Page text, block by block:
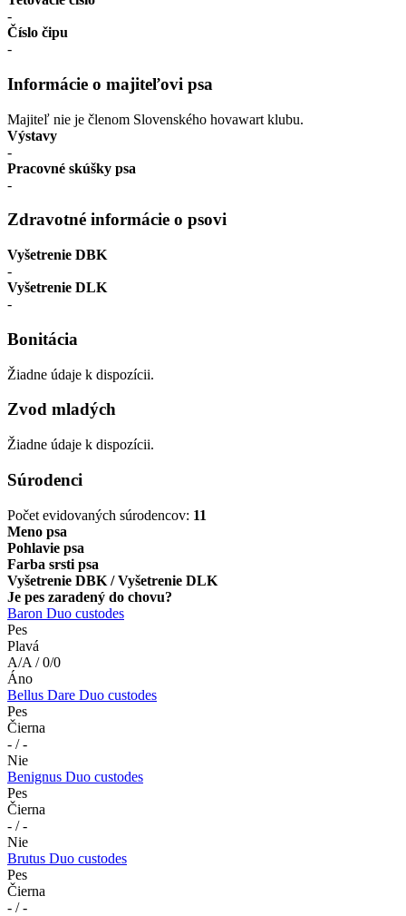
-
Číslo čipu
-
Informácie o majiteľovi psa
Majiteľ nie je členom Slovenského hovawart klubu.
Výstavy
-
Pracovné skúšky psa
-
Zdravotné informácie o psovi
Vyšetrenie DBK
-
Vyšetrenie DLK
-
Bonitácia
Žiadne údaje k dispozícii.
Zvod mladých
Žiadne údaje k dispozícii.
Súrodenci
Počet evidovaných súrodencov: 11
Meno psa
Pohlavie psa
Farba srsti psa
Vyšetrenie DBK / Vyšetrenie DLK
Je pes zaradený do chovu?
Baron Duo custodes
Pes
Plavá
A/A / 0/0
Áno
Bellus Dare Duo custodes
Pes
Čierna
- / -
Nie
Benignus Duo custodes
Pes
Čierna
- / -
Nie
Brutus Duo custodes
Pes
Čierna
- / -